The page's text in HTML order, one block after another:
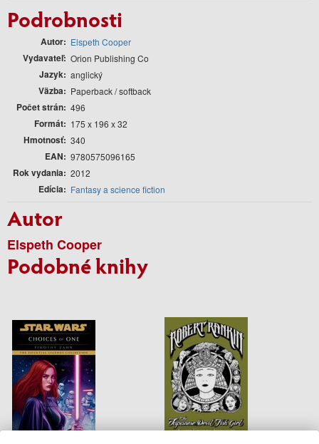
Podrobnosti
Autor Elspeth Cooper
Vydavateľ Orion Publishing Co
Jazyk anglický
Väzba Paperback / softback
Počet strán 496
Formát 175 x 196 x 32
Hmotnosť 340
EAN 9780575096165
Rok vydania 2012
Edícia Fantasy a science fiction
Autor
Elspeth Cooper
Podobné knihy